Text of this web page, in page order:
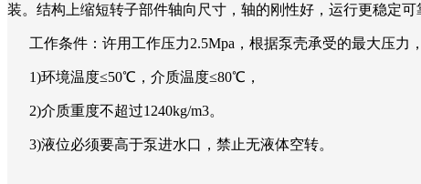
装。结构上缩短转子部件轴向尺寸，轴的刚性好，运行更稳定
工作条件：许用工作压力2.5Mpa，根据泵壳承受的最大压力
1)环境温度≤50℃，介质温度≤80℃，
2)介质重度不超过1240kg/m3。
3)液位必须要高于泵进水口，禁止无液体空转。